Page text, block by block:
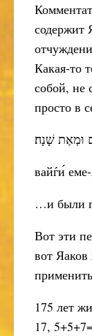
содержит
Какая-то
собой, не
просто в
וּמְאַת שָׁנָה׃
вайѓи́
…и были
Вот эти
вот Яаков
175 лет
17,